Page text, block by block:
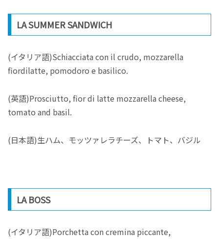
LA SUMMER SANDWICH
(イタリア語)Schiacciata con il crudo, mozzarella
fiordilatte, pomodoro e basilico.
(英語)Prosciutto, fior di latte mozzarella cheese,
tomato and basil.
(日本語)生ハム、モッツァレラチーズ、トマト、バジル
LA BOSS
(イタリア語)Porchetta con cremina piccante,